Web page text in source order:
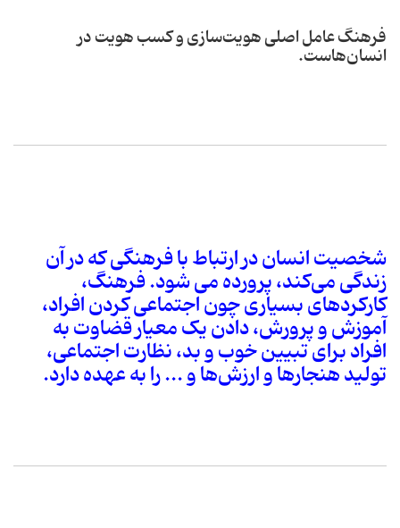
فرهنگ عامل اصلی هویت‌سازی و کسب هویت در
انسان‌هاست.
شخصیت انسان در ارتباط با فرهنگی که در آن
زندگی می‌کند، پرورده می شود. فرهنگ،
کارکردهای بسیاری چون اجتماعی کردن افراد،
آموزش و پرورش، دادن یک معیار قضاوت به
افراد برای تبیین خوب و بد، نظارت اجتماعی،
تولید هنجارها و ارزش‌ها و ... را به عهده دارد.